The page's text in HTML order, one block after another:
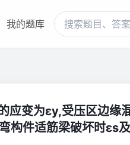
我的题库
应变为εy,受压区边缘
构件适筋梁破坏时εs